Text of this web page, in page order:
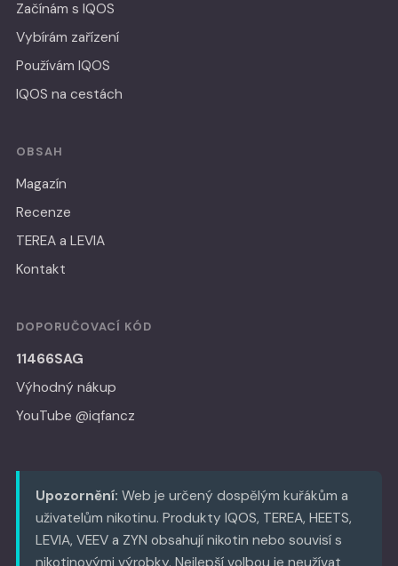
Začínám s IQOS
Vybírám zařízení
Používám IQOS
IQOS na cestách
OBSAH
Magazín
Recenze
TEREA a LEVIA
Kontakt
DOPORUČOVACÍ KÓD
11466SAG
Výhodný nákup
YouTube @iqfancz
Upozornění: Web je určený dospělým kuřákům a
uživatelům nikotinu. Produkty IQOS, TEREA, HEETS,
LEVIA, VEEV a ZYN obsahují nikotin nebo souvisí s
nikotinovými výrobky. Nejlepší volbou je neužívat